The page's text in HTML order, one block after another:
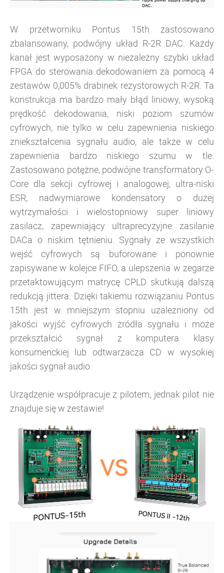
W przetworniku Pontus 15th zastosowano
zbalansowany, podwójny układ R-2R DAC. Każdy
kanał jest wyposażony w niezależny szybki układ
FPGA do sterowania dekodowaniem za pomocą 4
zestawów 0,005% drabinek rezystorowych R-2R. Ta
konstrukcja ma bardzo mały błąd liniowy, wysoką
prędkość dekodowania, niski poziom szumów
cyfrowych, nie tylko w celu zapewnienia niskiego
zniekształcenia sygnału audio, ale także w celu
zapewnienia bardzo niskiego szumu w tle.
Zastosowano potężne, podwójne transformatory O-
Core dla sekcji cyfrowej i analogowej, ultra-niski
ESR, nadwymiarowe kondensatory o dużej
wytrzymałości i wielostopniowy super liniowy
zasilacz, zapewniający ultraprecyzyjne zasilanie
DACa o niskim tętnieniu. Sygnały ze wszystkich
wejść cyfrowych są buforowane i ponownie
zapisywane w kolejce FIFO, a ulepszenia w zegarze
przetaktowującym matrycę CPLD skutkują dalszą
redukcją jittera . Dzięki takiemu rozwiązaniu Pontus
15th jest w mniejszym stopniu uzależniony od
jakości wyjść cyfrowych żródła sygnału i może
przekształcić sygnał z komputera klasy
konsumenckiej lub odtwarzacza CD w wysokiej
jakości sygnał audio.
Urządzenie współpracuje z pilotem, jednak pilot nie
znajduje się w zestawie!